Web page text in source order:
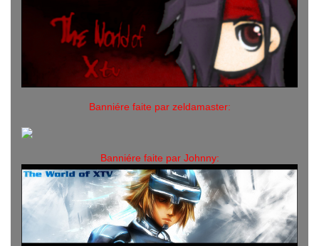
Banniére faite par zeldamaster:
Banniére faite par Johnny: